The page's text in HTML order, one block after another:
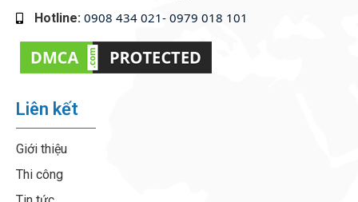
Hotline: 0908 434 021- 0979 018 101
Liên kết
Giới thiệu
Thi công